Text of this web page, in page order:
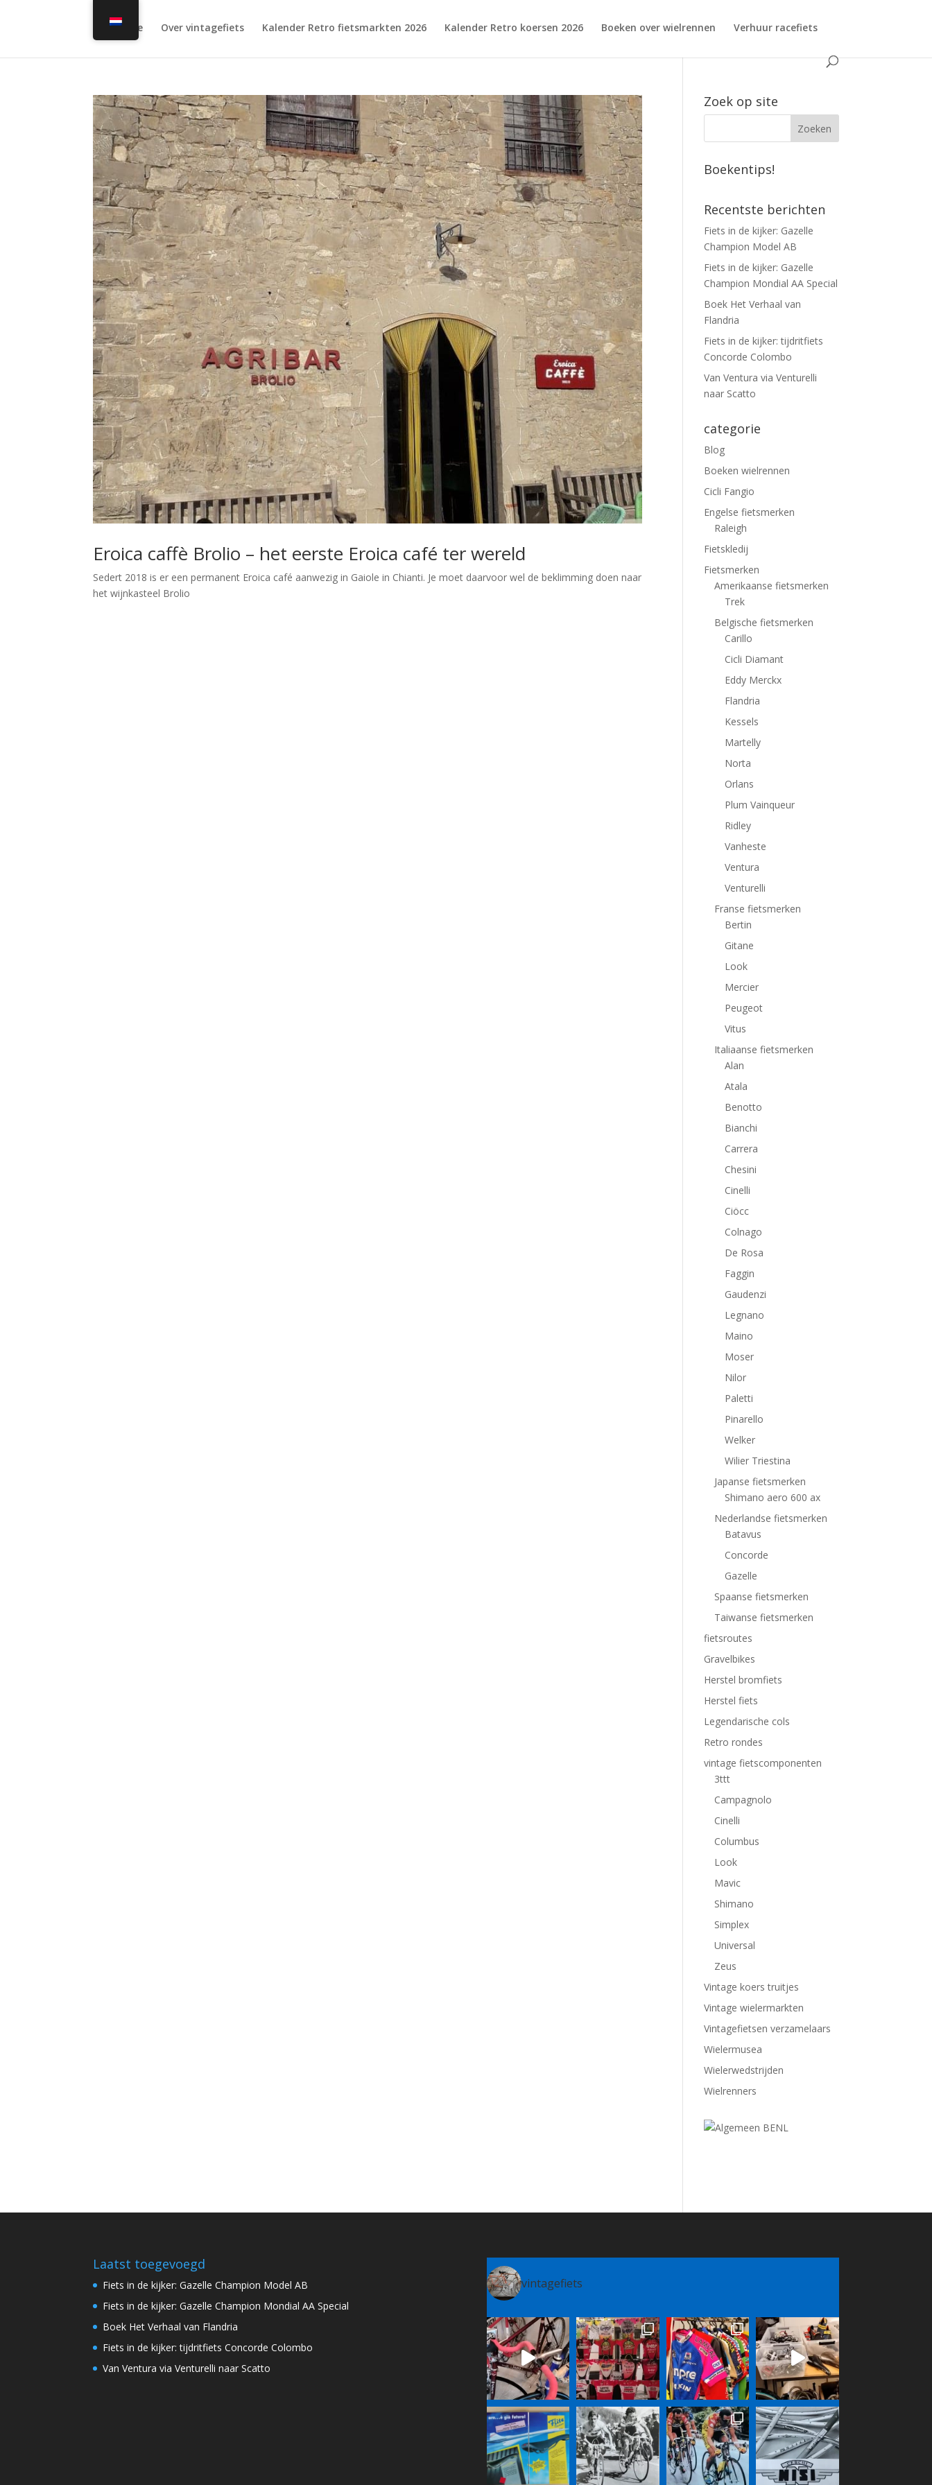
Home Over vintagefiets Kalender Retro fietsmarkten 2026 Kalender Retro koersen 2026 Boeken over wielrennen Verhuur racefiets
Eroica caffè Brolio – het eerste Eroica café ter wereld
Sedert 2018 is er een permanent Eroica café aanwezig in Gaiole in Chianti. Je moet daarvoor wel de beklimming doen naar
het wijnkasteel Brolio
Zoek op site
Boekentips!
Recentste berichten
Fiets in de kijker: Gazelle
Champion Model AB
Fiets in de kijker: Gazelle
Champion Mondial AA Special
Boek Het Verhaal van
Flandria
Fiets in de kijker: tijdritfiets
Concorde Colombo
Van Ventura via Venturelli
naar Scatto
categorie
Blog
Boeken wielrennen
Cicli Fangio
Engelse fietsmerken
Raleigh
Fietskledij
Fietsmerken
Amerikaanse fietsmerken
Trek
Belgische fietsmerken
Carillo
Cicli Diamant
Eddy Merckx
Flandria
Kessels
Martelly
Norta
Orlans
Plum Vainqueur
Ridley
Vanheste
Ventura
Venturelli
Franse fietsmerken
Bertin
Gitane
Look
Mercier
Peugeot
Vitus
Italiaanse fietsmerken
Alan
Atala
Benotto
Bianchi
Carrera
Chesini
Cinelli
Ciöcc
Colnago
De Rosa
Faggin
Gaudenzi
Legnano
Maino
Moser
Nilor
Paletti
Pinarello
Welker
Wilier Triestina
Japanse fietsmerken
Shimano aero 600 ax
Nederlandse fietsmerken
Batavus
Concorde
Gazelle
Spaanse fietsmerken
Taiwanse fietsmerken
fietsroutes
Gravelbikes
Herstel bromfiets
Herstel fiets
Legendarische cols
Retro rondes
vintage fietscomponenten
3ttt
Campagnolo
Cinelli
Columbus
Look
Mavic
Shimano
Simplex
Universal
Zeus
Vintage koers truitjes
Vintage wielermarkten
Vintagefietsen verzamelaars
Wielermusea
Wielerwedstrijden
Wielrenners
Laatst toegevoegd
Fiets in de kijker: Gazelle Champion Model AB
Fiets in de kijker: Gazelle Champion Mondial AA Special
Boek Het Verhaal van Flandria
Fiets in de kijker: tijdritfiets Concorde Colombo
Van Ventura via Venturelli naar Scatto
vintagefiets